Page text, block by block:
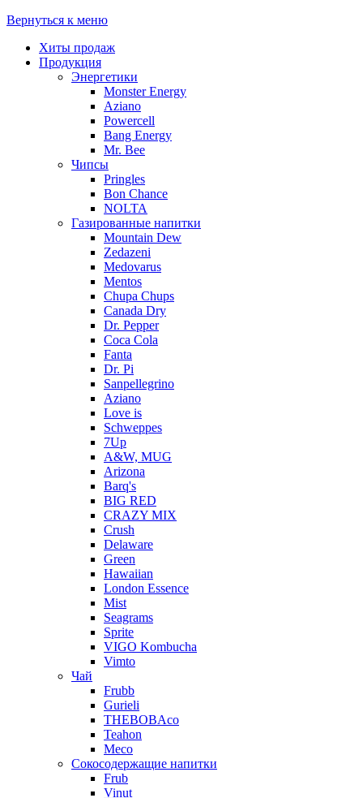
Вернуться к меню
Хиты продаж
Продукция
Энергетики
Monster Energy
Aziano
Powercell
Bang Energy
Mr. Bee
Чипсы
Pringles
Bon Chance
NOLTA
Газированные напитки
Mountain Dew
Zedazeni
Medovarus
Mentos
Chupa Chups
Canada Dry
Dr. Pepper
Coca Cola
Fanta
Dr. Pi
Sanpellegrino
Aziano
Love is
Schweppes
7Up
A&W, MUG
Arizona
Barq's
BIG RED
CRAZY MIX
Crush
Delaware
Green
Hawaiian
London Essence
Mist
Seagrams
Sprite
VIGO Kombucha
Vimto
Чай
Frubb
Gurieli
THEBOBAco
Teahon
Meco
Сокосодержащие напитки
Frub
Vinut